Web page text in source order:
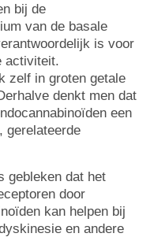
bij de
van de basale
is voor
activiteit.
zelf in groten getale
denkt men dat
een
gerelateerde
gebleken dat het
door
kan helpen bij
en andere